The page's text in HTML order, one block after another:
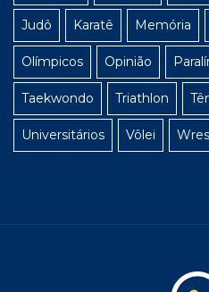
Judô Karatê Memória
Olímpicos Opinião
Taekwondo Triathlon
Universitários Vôlei